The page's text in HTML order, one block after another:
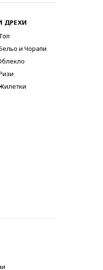
ДРЕХИ
и Чорапи